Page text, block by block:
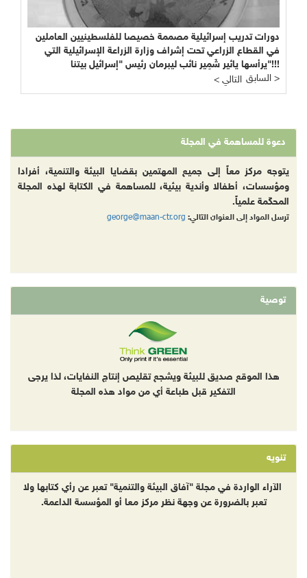
دورات تدريب إسرائيلية مصممة خصيصا للفلسطينيين العاملين
في القطاع الزراعي تحت إشراف وزارة الزراعة الإسرائيلية التي
يرأسها يائير شَمِير نائب ليبرمان رئيس "إسرائيل بيتنا"!!!
< التالي
السابق >
دعوة للمساهمة في المجلة
يتوجه مركز معاً إلى جميع المهتمين بقضايا البيئة والتنمية، أفرادا
ومؤسسات، أطفالا وأندية بيئية، للمساهمة في الكتابة لهذه المجلة
المحكّمة علمياً.
ترسل المواد إلى العنوان التالي: george@maan-ctr.org
توصية
هذا الموقع صديق للبيئة ويشجع تقليص إنتاج النفايات، لذا يرجى
التفكير قبل طباعة أي من مواد هذه المجلة
تنويه
الآراء الواردة في مجلة "آفاق البيئة والتنمية" تعبر عن رأي كتابها ولا
تعبر بالضرورة عن وجهة نظر مركز معا أو المؤسسة الداعمة.